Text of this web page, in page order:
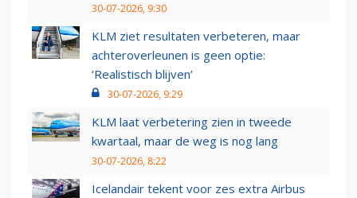
30-07-2026, 9:30
KLM ziet resultaten verbeteren, maar
achteroverleunen is geen optie:
‘Realistisch blijven’
30-07-2026, 9:29
KLM laat verbetering zien in tweede
kwartaal, maar de weg is nog lang
30-07-2026, 8:22
Icelandair tekent voor zes extra Airbus